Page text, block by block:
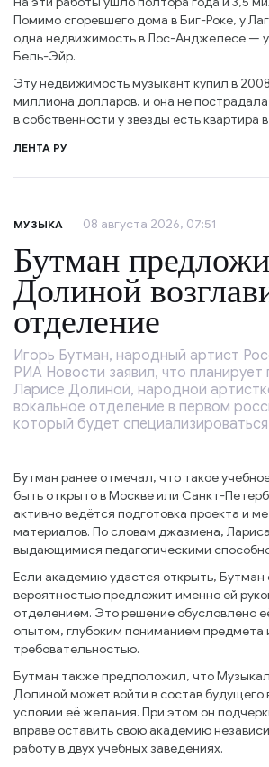
Помимо сгоревшего дома в Биг-Роке, у
одна недвижимость в Лос-Анджелесе —
Бель-Эйр.
Эту недвижимость музыкант купил в 2008
миллиона долларов, и она не
в собственности у звезды есть квартира
ЛЕНТА РУ
МУЗЫКА 08 августа 2026, 07:51
Бутман
Долиной
отделение
Игорь Бутман, народный артист
РИА Новости заявил, что
Ларисе Долиной, народной
вокальное отделение в первом
который будет
Бутман ранее отмечал, что такое
быть открыто в Москве или Санкт-
активно ведётся подготовка проекта и
материалов. По словам джазмена,
выдающимися педагогическими
Если академию удастся открыть, Бутман
вероятностью предложит именно ей
отделением. Это решение обусловлено
опытом, глубоким пониманием предмета
требовательностью.
Бутман также предположил, что
Долиной может войти в состав будущего
условии её желания. При этом он
вправе оставить свою академию
работу в двух учебных заведениях.